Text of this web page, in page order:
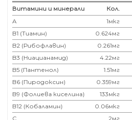
Витамини и минерали
Кол.
А
1мкг
B1 (Тиамин)
0.624мг
B2 (Рибофлавин)
0.261мг
B3 (Ниацианамид)
4.22мг
B5 (Пантенол)
1.51мг
B6 (Пиродоксин)
0.359мг
B9 (Фолиева киселина)
133мкг
B12 (Кобаламин)
0.06мкг
C
2мг